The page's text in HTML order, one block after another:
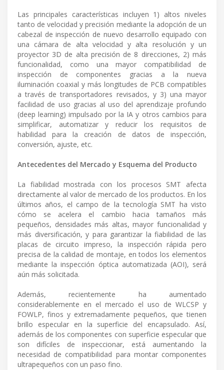
Las principales características incluyen 1) altos niveles
tanto de velocidad y precisión mediante la adopción de un
cabezal de inspección de nuevo desarrollo equipado con
una cámara de alta velocidad y alta resolución y un
proyector 3D de alta precisión de 8 direcciones, 2) más
funcionalidad, como una mayor compatibilidad de
inspección de componentes gracias a la nueva
iluminación coaxial y más longitudes de PCB compatibles
a través de transportadores revisados, y 3) una mayor
facilidad de uso gracias al uso del aprendizaje profundo
(deep learning) impulsado por la IA y otros cambios para
simplificar, automatizar y reducir los requisitos de
habilidad para la creación de datos de inspección,
conversión, ajuste, etc.
Antecedentes del Mercado y Esquema del Producto
La fiabilidad mostrada con los procesos SMT afecta
directamente al valor de mercado de los productos. En los
últimos años, el campo de la tecnología SMT ha visto
cómo se acelera el cambio hacia tamaños más
pequeños, densidades más altas, mayor funcionalidad y
más diversificación, y para garantizar la fiabilidad de las
placas de circuito impreso, la inspección rápida pero
precisa de la calidad de montaje, en todos los elementos
mediante la inspección óptica automatizada (AOI), será
aún más solicitada.
Además, recientemente ha aumentado
considerablemente en el mercado el uso de WLCSP y
FOWLP, finos y extremadamente pequeños, que tienen
brillo especular en la superficie del encapsulado. Así,
además de los componentes con superficie especular que
son difíciles de inspeccionar, está aumentando la
necesidad de compatibilidad para montar componentes
ultrapequeños con un paso fino.